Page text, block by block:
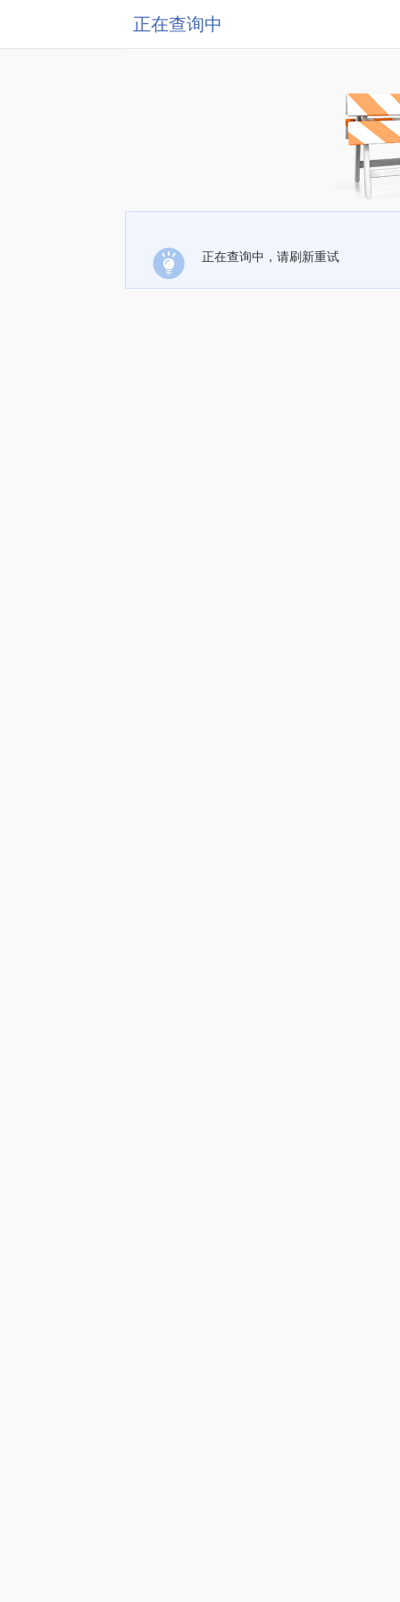
正在查询中
正在查询中，请刷新重试